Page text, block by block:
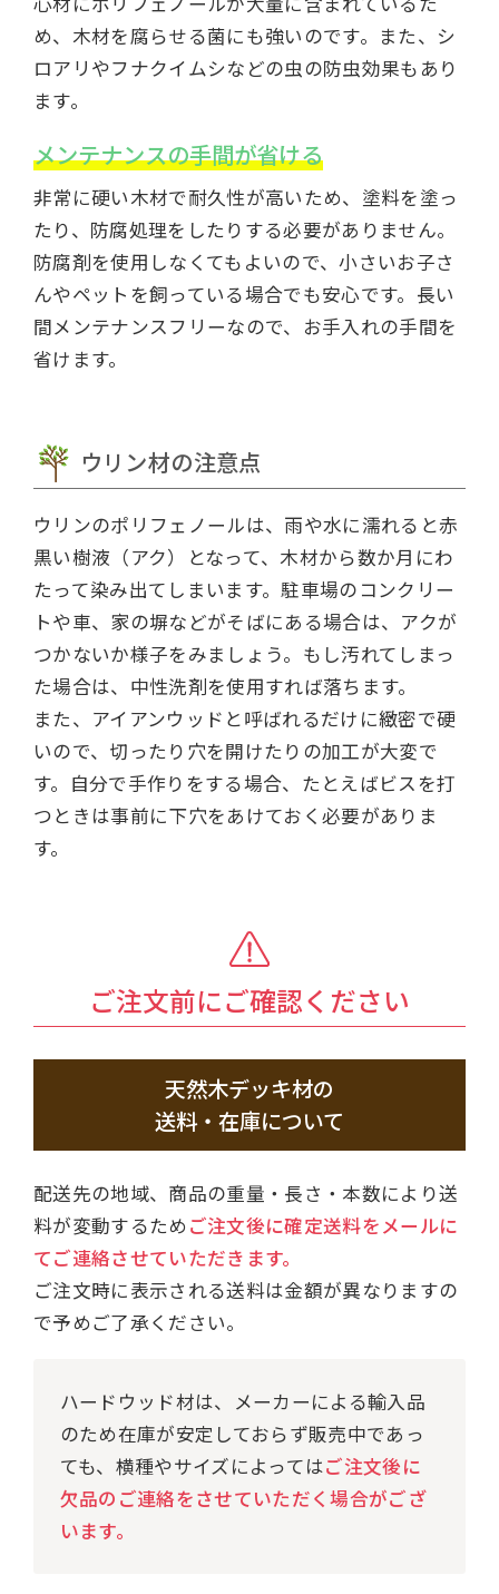
め、木材を腐らせる菌にも強いのです。また、シ
ロアリやフナクイムシなどの虫の防虫効果もあり
ます。
メンテナンスの手間が省ける
非常に硬い木材で耐久性が高いため、塗料を塗っ
たり、防腐処理をしたりする必要がありません。
防腐剤を使用しなくてもよいので、小さいお子さ
んやペットを飼っている場合でも安心です。長い
間メンテナンスフリーなので、お手入れの手間を
省けます。
ウリン材の注意点
ウリンのポリフェノールは、雨や水に濡れると赤
黒い樹液（アク）となって、木材から数か月にわ
たって染み出てしまいます。駐車場のコンクリー
トや車、家の塀などがそばにある場合は、アクが
つかないか様子をみましょう。もし汚れてしまっ
た場合は、中性洗剤を使用すれば落ちます。
また、アイアンウッドと呼ばれるだけに緻密で硬
いので、切ったり穴を開けたりの加工が大変で
す。自分で手作りをする場合、たとえばビスを打
つときは事前に下穴をあけておく必要がありま
す。
ご注文前にご確認ください
天然木デッキ材の
送料・在庫について
配送先の地域、商品の重量・長さ・本数により送
料が変動するため ご注文後に確定送料をメールに
てご連絡させていただきます。
ご注文時に表示される送料は金額が異なりますの
で予めご了承ください。
ハードウッド材は、メーカーによる輸入品
のため在庫が安定しておらず販売中であっ
ても、横種やサイズによってはご注文後に
欠品のご連絡をさせていただく場合がござ
います。